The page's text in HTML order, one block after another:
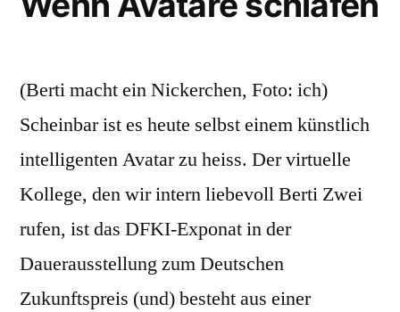
(Berti macht ein Nickerchen, Foto: ich)
Scheinbar ist es heute selbst einem künstlich
intelligenten Avatar zu heiss. Der virtuelle
Kollege, den wir intern liebevoll Berti Zwei
rufen, ist das DFKI-Exponat in der
Dauerausstellung zum Deutschen
Zukunftspreis (und) besteht aus einer